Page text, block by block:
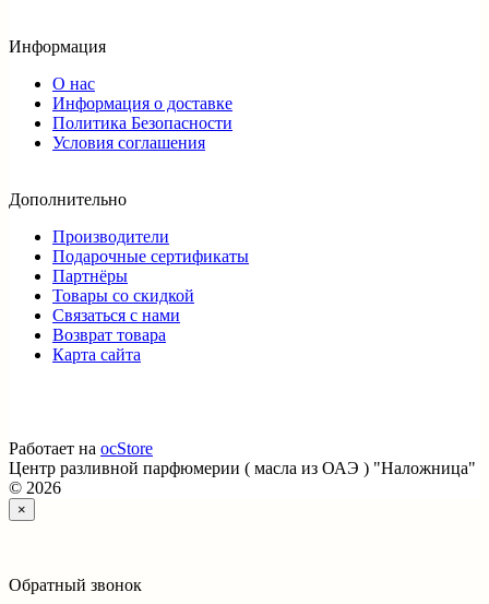
Информация
О нас
Информация о доставке
Политика Безопасности
Условия соглашения
Дополнительно
Производители
Подарочные сертификаты
Партнёры
Товары со скидкой
Связаться с нами
Возврат товара
Карта сайта
Работает на ocStore
Центр разливной парфюмерии ( масла из ОАЭ ) "Наложница"
© 2026
×
Обратный звонок